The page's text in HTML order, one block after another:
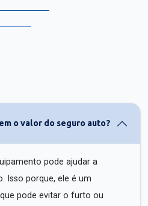
o valor do seguro auto?
pode ajudar a
Isso porque, ele é um
pode evitar o furto ou